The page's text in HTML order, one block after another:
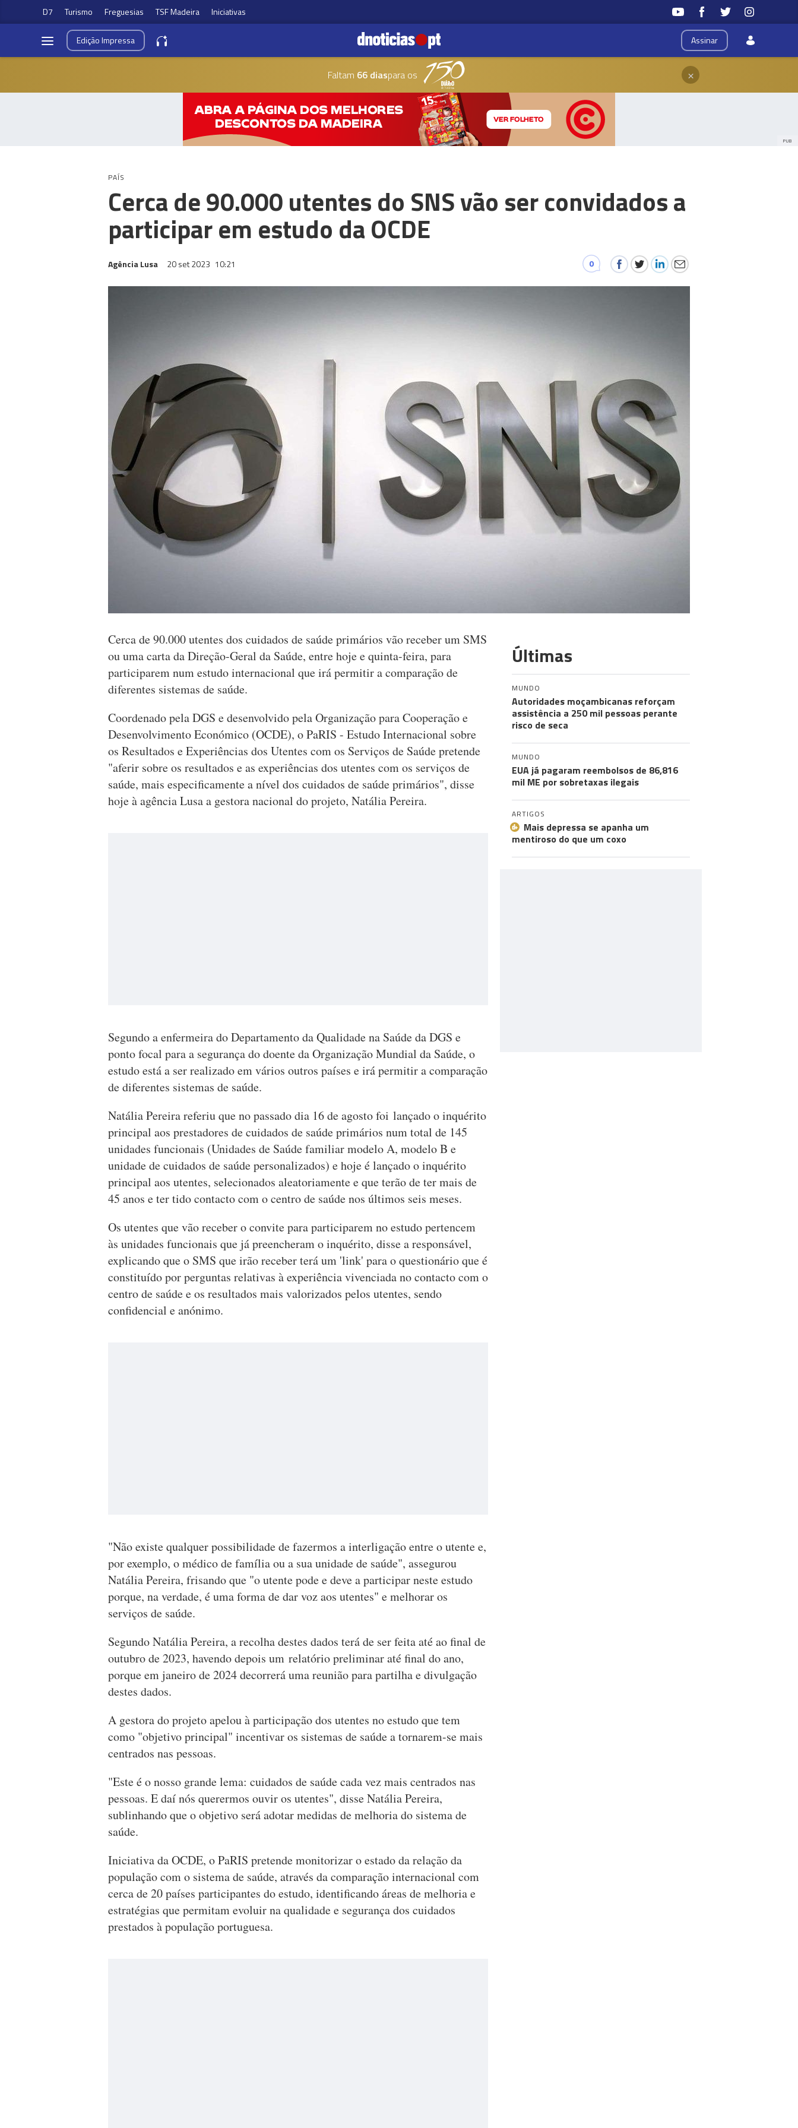
D7 Turismo Freguesias TSF Madeira Iniciativas
Assinar
EdiçãoImpressa
Faltam 66 diaspara os ×
PUB
PAÍS
Cerca de 90.000 utentes do SNS vão ser convidados a
participar em estudo da OCDE
Agência Lusa 20 set 2023 10:21 0
Cerca de 90.000 utentes dos cuidados de saúde primários vão receber um SMS
ou uma carta da Direção-Geral da Saúde, entre hoje e quinta-feira, para
participarem num estudo internacional que irá permitir a comparação de
diferentes sistemas de saúde.
Coordenado pela DGS e desenvolvido pela Organização para Cooperação e
Desenvolvimento Económico (OCDE), o PaRIS - Estudo Internacional sobre
os Resultados e Experiências dos Utentes com os Serviços de Saúde pretende
"aferir sobre os resultados e as experiências dos utentes com os serviços de
saúde, mais especificamente a nível dos cuidados de saúde primários", disse
hoje à agência Lusa a gestora nacional do projeto, Natália Pereira.
Segundo a enfermeira do Departamento da Qualidade na Saúde da DGS e
ponto focal para a segurança do doente da Organização Mundial da Saúde, o
estudo está a ser realizado em vários outros países e irá permitir a comparação
de diferentes sistemas de saúde.
Natália Pereira referiu que no passado dia 16 de agosto foi lançado o inquérito
principal aos prestadores de cuidados de saúde primários num total de 145
unidades funcionais (Unidades de Saúde familiar modelo A, modelo B e
unidade de cuidados de saúde personalizados) e hoje é lançado o inquérito
principal aos utentes, selecionados aleatoriamente e que terão de ter mais de
45 anos e ter tido contacto com o centro de saúde nos últimos seis meses.
Os utentes que vão receber o convite para participarem no estudo pertencem
às unidades funcionais que já preencheram o inquérito, disse a responsável,
explicando que o SMS que irão receber terá um 'link' para o questionário que é
constituído por perguntas relativas à experiência vivenciada no contacto com o
centro de saúde e os resultados mais valorizados pelos utentes, sendo
confidencial e anónimo.
"Não existe qualquer possibilidade de fazermos a interligação entre o utente e,
por exemplo, o médico de família ou a sua unidade de saúde", assegurou
Natália Pereira, frisando que "o utente pode e deve a participar neste estudo
porque, na verdade, é uma forma de dar voz aos utentes" e melhorar os
serviços de saúde.
Segundo Natália Pereira, a recolha destes dados terá de ser feita até ao final de
outubro de 2023, havendo depois um relatório preliminar até final do ano,
porque em janeiro de 2024 decorrerá uma reunião para partilha e divulgação
destes dados.
A gestora do projeto apelou à participação dos utentes no estudo que tem
como "objetivo principal" incentivar os sistemas de saúde a tornarem-se mais
centrados nas pessoas.
"Este é o nosso grande lema: cuidados de saúde cada vez mais centrados nas
pessoas. E daí nós querermos ouvir os utentes", disse Natália Pereira,
sublinhando que o objetivo será adotar medidas de melhoria do sistema de
saúde.
Iniciativa da OCDE, o PaRIS pretende monitorizar o estado da relação da
população com o sistema de saúde, através da comparação internacional com
cerca de 20 países participantes do estudo, identificando áreas de melhoria e
estratégias que permitam evoluir na qualidade e segurança dos cuidados
prestados à população portuguesa.
Últimas
MUNDO
Autoridades moçambicanas reforçam
assistência a 250 mil pessoas perante
risco de seca
MUNDO
EUA já pagaram reembolsos de 86,816
mil ME por sobretaxas ilegais
ARTIGOS
Mais depressa se apanha um
mentiroso do que um coxo